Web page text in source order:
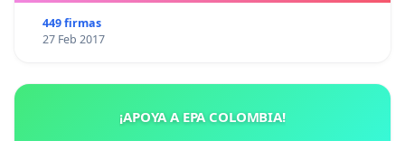
449 firmas
27 Feb 2017
¡APOYA A EPA COLOMBIA!